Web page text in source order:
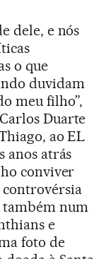
dele, e nós
o que
duvidam
meu filho”,
Duarte
ao EL
anos atrás
conviver
também num
e
foto de